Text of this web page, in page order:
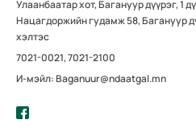
Улаанбаатар хот, Багануур дүүрэг, 1
Нацагдоржийн гудамж 58, Багануур
хэлтэс
7021-0021, 7021-2100
И-мэйл: Baganuur@ndaatgal.mn